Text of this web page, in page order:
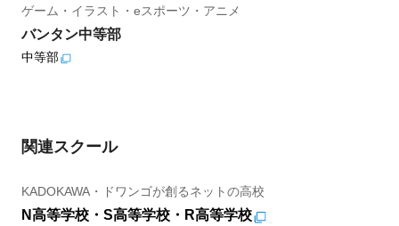
ゲーム・イラスト・eスポーツ・アニメ
バンタン中等部
中等部
関連スクール
KADOKAWA・ドワンゴが創るネットの高校
N高等学校・S高等学校・R高等学校